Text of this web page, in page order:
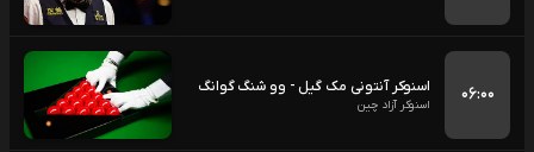
۰۶:۰۰ اسنوکر آنتونی مک گیل - وو شنگ گوانگ
اسنوکر آزاد چین